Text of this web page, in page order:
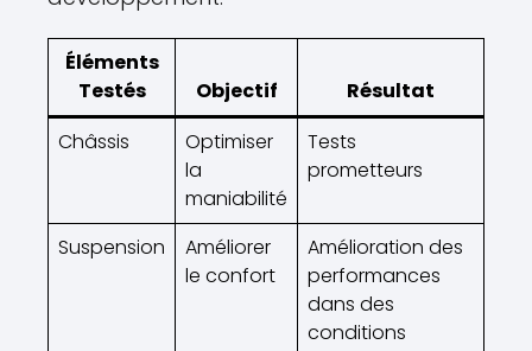
Éléments
Testés
Objectif
Résultat
Châssis
Optimiser
la
maniabilité
Tests
prometteurs
Suspension
Améliorer
le confort
Amélioration des
performances
dans des
conditions